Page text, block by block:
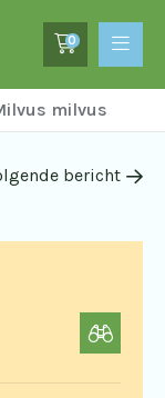
0
milvus
bericht